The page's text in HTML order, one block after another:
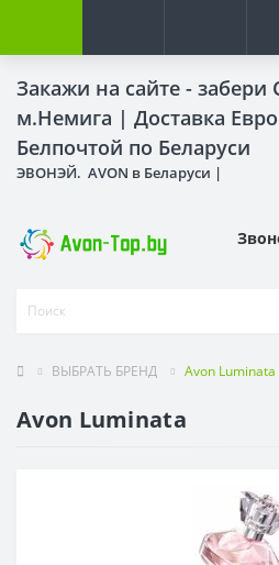
Закажи на сайте -
м.Немига | Доставка
Белпочтой по Беларуси
ЭВОНЭЙ. AVON в Беларуси |
ВЫБРАТЬ БРЕНД Avon Luminata
Avon Luminata